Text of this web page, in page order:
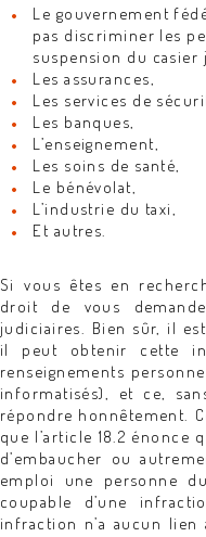
Le gouvernement
pas discriminer les
suspension du casier
Les assurances,
Les services de
Les banques,
L’enseignement,
Les soins de santé,
Le bénévolat,
L’industrie du taxi,
Et autres.
Si vous êtes en
droit de vous
judiciaires. Bien sûr, il
il peut obtenir cette
renseignements
informatisés), et ce,
répondre honnêtement.
que l’article 18.2 énonce
d’embaucher ou
emploi une personne
coupable d’une
infraction n’a aucun